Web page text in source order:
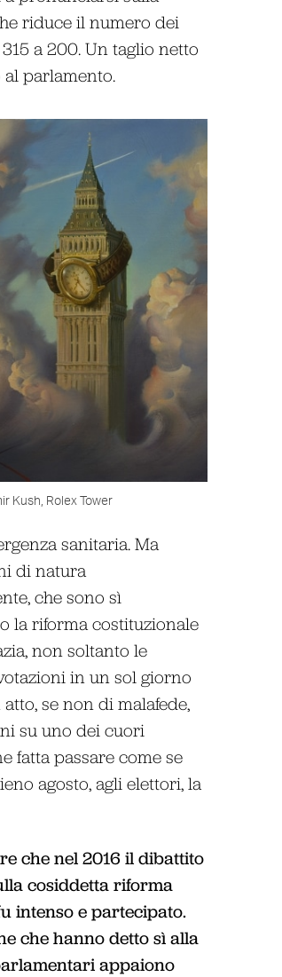
riduce il numero dei
a 200. Un taglio netto
parlamento.
Kush, Rolex Tower
sanitaria. Ma
di natura
che sono sì
la riforma costituzionale
non soltanto le
in un sol giorno
se non di malafede,
su uno dei cuori
fatta passare come se
agosto, agli elettori, la
che nel 2016 il dibattito
cosiddetta riforma
intenso e partecipato.
che hanno detto sì alla
appaiono